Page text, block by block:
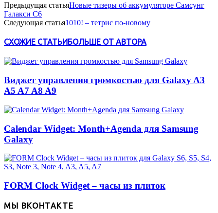
Предыдущая статьяНовые тизеры об аккумуляторе Самсунг
Галакси С6
Следующая статья1010! – тетрис по-новому
СХОЖИЕ СТАТЬИБОЛЬШЕ ОТ АВТОРА
Виджет управления громкостью для Galaxy A3
A5 A7 A8 A9
Calendar Widget: Month+Agenda для Samsung
Galaxy
FORM Clock Widget – часы из плиток
МЫ ВКОНТАКТЕ